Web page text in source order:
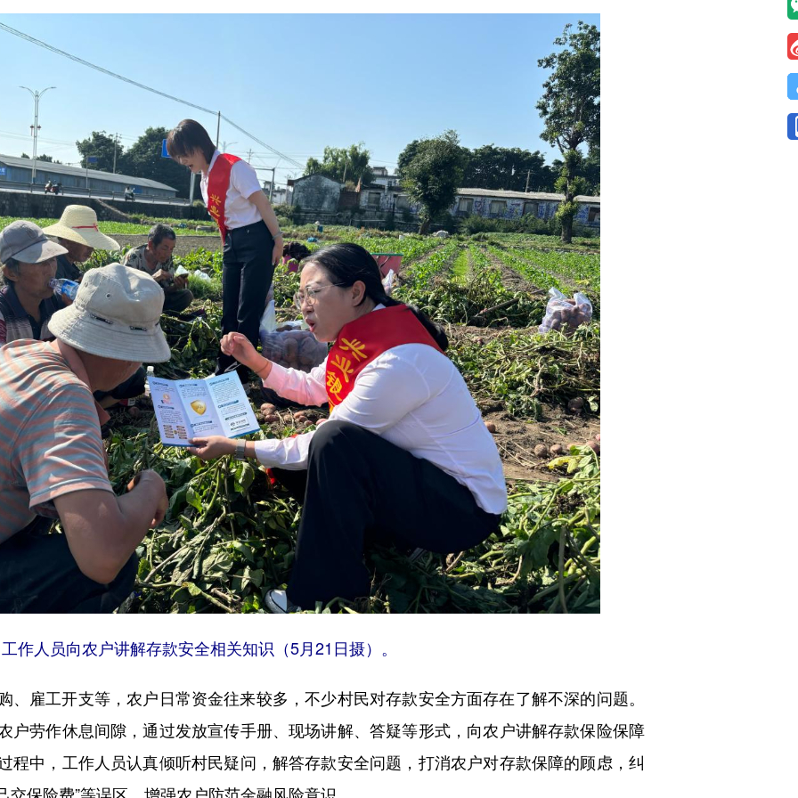
工作人员向农户讲解存款安全相关知识（5月21日摄）。
工开支等，农户日常资金往来较多，不少村民对存款安全方面存在了解不深的问题。
户劳作休息间隙，通过发放宣传手册、现场讲解、答疑等形式，向农户讲解存款保险保障
程中，工作人员认真倾听村民疑问，解答存款安全问题，打消农户对存款保障的顾虑，纠